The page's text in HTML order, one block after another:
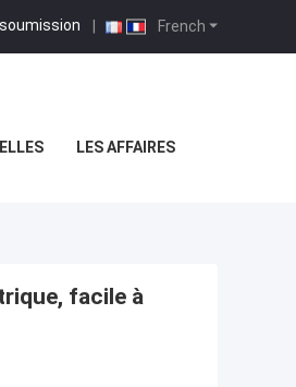
French
|
LES AFFAIRES
facile à